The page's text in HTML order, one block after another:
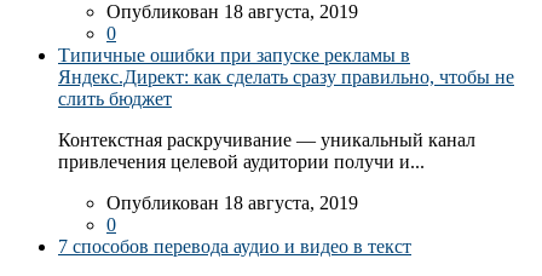
Опубликован 18 августа, 2019
0
Типичные ошибки при запуске рекламы в
Яндекс.Директ: как сделать сразу правильно, чтобы не
слить бюджет
Контекстная раскручивание — уникальный канал
привлечения целевой аудитории получи и...
Опубликован 18 августа, 2019
0
7 способов перевода аудио и видео в текст